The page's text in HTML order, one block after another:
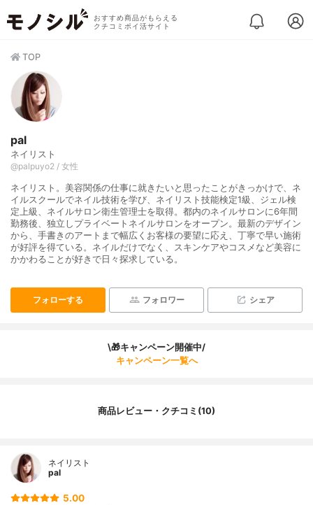
おすすめ商品がもらえる
クチコミポイ活サイト
TOP
pal
ネイリスト
@palpuyo2 / 女性
ネイリスト。美容関係の仕事に就きたいと思ったことがきっかけで、ネ
イルスクールでネイル技術を学び、ネイリスト技能検定1級、ジェル検
定上級、ネイルサロン衛生管理士を取得。都内のネイルサロンに6年間
勤務後、独立しプライベートネイルサロンをオープン。最新のデザイン
から、手書きのアートまで幅広くお客様の要望に応え、丁寧で早い施術
が好評を得ている。ネイルだけでなく、スキンケアやコスメなど美容に
かかわることが好きで日々探求している。
フォローする フォロワー シェア
\🎁キャンペーン開催中/
キャンペーン一覧へ
商品レビュー・クチコミ(10)
ネイリスト
pal
5.00